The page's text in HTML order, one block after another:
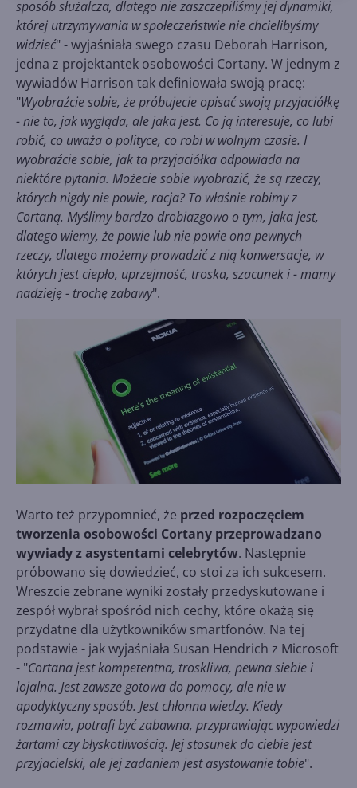
sposób służalcza, dlatego nie zaszczepiliśmy jej dynamiki,
której utrzymywania w społeczeństwie nie chcielibyśmy
widzieć" - wyjaśniała swego czasu Deborah Harrison,
jedna z projektantek osobowości Cortany. W jednym z
wywiadów Harrison tak definiowała swoją pracę:
"Wyobraźcie sobie, że próbujecie opisać swoją przyjaciółkę
- nie to, jak wygląda, ale jaka jest. Co ją interesuje, co lubi
robić, co uważa o polityce, co robi w wolnym czasie. I
wyobraźcie sobie, jak ta przyjaciółka odpowiada na
niektóre pytania. Możecie sobie wyobrazić, że są rzeczy,
których nigdy nie powie, racja? To właśnie robimy z
Cortaną. Myślimy bardzo drobiazgowo o tym, jaka jest,
dlatego wiemy, że powie lub nie powie ona pewnych
rzeczy, dlatego możemy prowadzić z nią konwersacje, w
których jest ciepło, uprzejmość, troska, szacunek i - mamy
nadzieję - trochę zabawy".
Warto też przypomnieć, że przed rozpoczęciem
tworzenia osobowości Cortany przeprowadzano
wywiady z asystentami celebrytów. Następnie
próbowano się dowiedzieć, co stoi za ich sukcesem.
Wreszcie zebrane wyniki zostały przedyskutowane i
zespół wybrał spośród nich cechy, które okażą się
przydatne dla użytkowników smartfonów. Na tej
podstawie - jak wyjaśniała Susan Hendrich z Microsoft
- "Cortana jest kompetentna, troskliwa, pewna siebie i
lojalna. Jest zawsze gotowa do pomocy, ale nie w
apodyktyczny sposób. Jest chłonna wiedzy. Kiedy
rozmawia, potrafi być zabawna, przyprawiając wypowiedzi
żartami czy błyskotliwością. Jej stosunek do ciebie jest
przyjacielski, ale jej zadaniem jest asystowanie tobie".